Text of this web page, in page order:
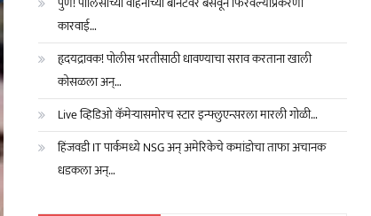
कारवाई…
हृदयद्रावक! पोलीस भरतीसाठी धावण्याचा सराव करताना खाली
कोसळला अन्…
Live व्हिडिओ कॅमेऱ्यासमोरच स्टार इन्फ्लुएन्सरला मारली गोळी…
हिंजवडी IT पार्कमध्ये NSG अन् अमेरिकेचे कमांडोचा ताफा अचानक
धडकला अन्…